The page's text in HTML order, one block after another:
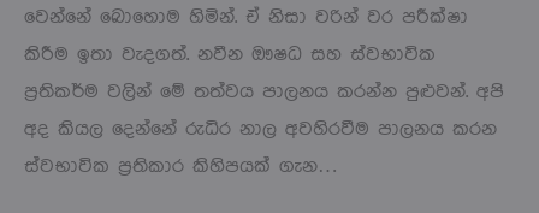
වෙන්නේ බොහොම හිමින්. ඒ නිසා වරින් වර පරීක්ෂා
කිරීම ඉතා වැදගත්. නවීන ඖෂධ සහ ස්වභාවික
ප්‍රතිකර්ම වලින් මේ තත්වය පාලනය කරන්න පුළුවන්. අපි
අද කියල දෙන්නේ රුධිර නාල අවහිරවීම පාලනය කරන
ස්වභාවික ප්‍රතිකාර කිහිපයක් ගැන…